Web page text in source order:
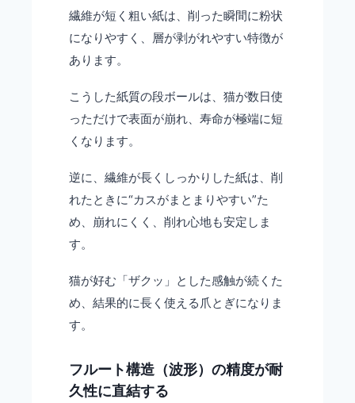
繊維が短く粗い紙は、削った瞬間に粉状
になりやすく、層が剥がれやすい特徴が
あります。
こうした紙質の段ボールは、猫が数日使
っただけで表面が崩れ、寿命が極端に短
くなります。
逆に、繊維が長くしっかりした紙は、削
れたときに“カスがまとまりやすい”た
め、崩れにくく、削れ心地も安定しま
す。
猫が好む「ザクッ」とした感触が続くた
め、結果的に長く使える爪とぎになりま
す。
フルート構造（波形）の精度が耐
久性に直結する